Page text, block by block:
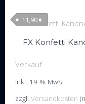
FX Konfetti
11,90€
Verkauf
inkl. 19 % MwSt.
zzgl. Versandkosten